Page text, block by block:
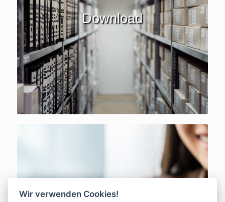
Download
Wir verwenden Cookies!